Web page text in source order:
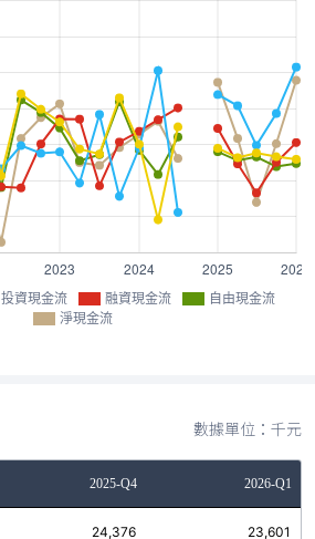
投資現金流 融資現金流
自由現金流
淨現金流
數據單位：千元
2025-Q4 2026-Q1
24,376 23,601